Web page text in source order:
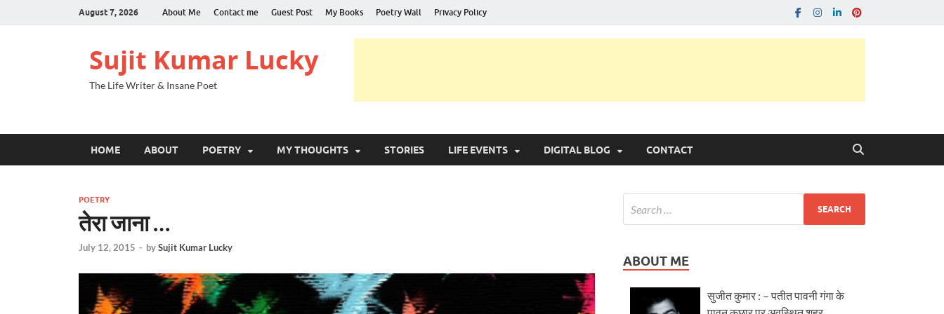
August 7, 2026 About Me Contact me Guest Post My Books Poetry Wall Privacy Policy
Sujit Kumar Lucky
The Life Writer & Insane Poet
HOME ABOUT POETRY MY THOUGHTS STORIES LIFE EVENTS DIGITAL BLOG CONTACT
POETRY
तेरा जाना …
July 12, 2015 - bySujit Kumar Lucky
ABOUT ME
सुजीत कुमार : – पतीत पावनी गंगा के